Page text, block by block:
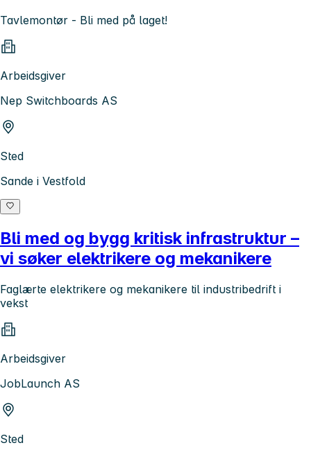
Tavlemontør - Bli med på laget!
Arbeidsgiver
Nep Switchboards AS
Sted
Sande i Vestfold
Bli med og bygg kritisk infrastruktur –
vi søker elektrikere og mekanikere
Faglærte elektrikere og mekanikere til industribedrift i
vekst
Arbeidsgiver
JobLaunch AS
Sted